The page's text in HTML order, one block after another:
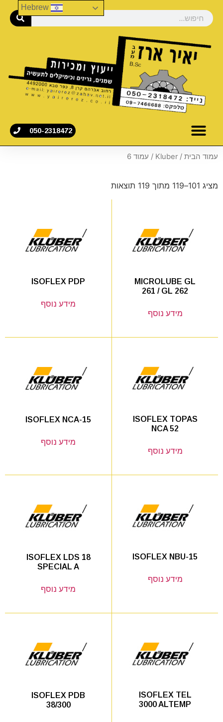
050-2318472
עמוד הבית /
Kluber / עמוד 6
מציג 101–119 מתוך 119 תוצאות
MICROLUBE GL
261 / GL 262
מידע נוסף
ISOFLEX PDP
מידע נוסף
ISOFLEX TOPAS
NCA 52
מידע נוסף
ISOFLEX NCA-15
מידע נוסף
ISOFLEX NBU-15
מידע נוסף
ISOFLEX LDS 18
SPECIAL A
מידע נוסף
ISOFLEX TEL
3000 ALTEMP
ISOFLEX PDB
38/300
Hebrew